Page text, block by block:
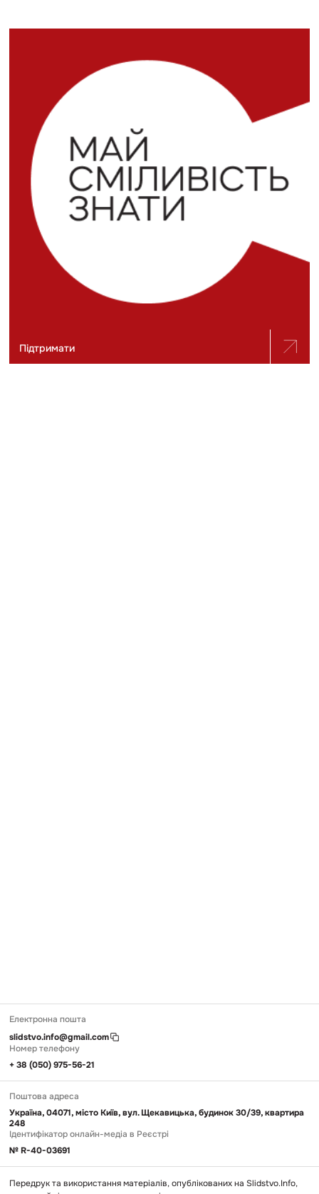
ФСБівець
Підтримати
Передрук та використання матеріалів, опублікованих на Slidstvo.Info,
Електронна пошта
slidstvo.info@gmail.com
Номер телефону
+ 38 (050) 975-56-21
Поштова адреса
Україна, 04071, місто Київ, вул. Щекавицька, будинок 30/39, квартира
248
Ідентифікатор онлайн-медіа в Реєстрі
№ R-40-03691